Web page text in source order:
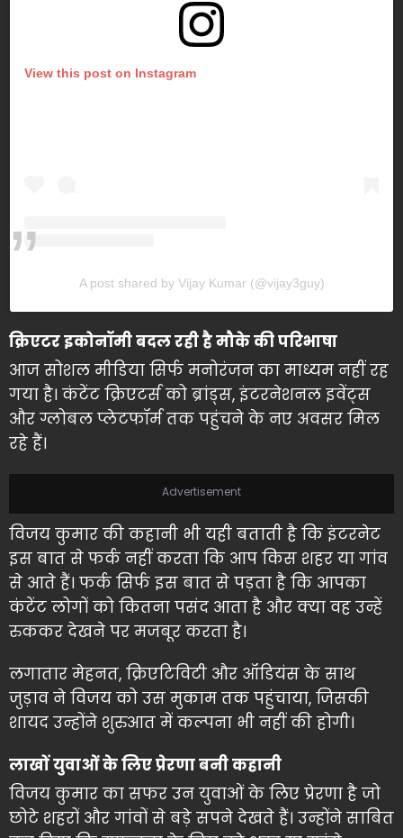
View this post on Instagram
A post shared by Vijay Kumar (@vijay3guy)
क्रिएटर इकोनॉमी बदल रही है मौके की परिभाषा
आज सोशल मीडिया सिर्फ मनोरंजन का माध्यम नहीं रह
गया है। कंटेंट क्रिएटर्स को ब्रांड्स, इंटरनेशनल इवेंट्स
और ग्लोबल प्लेटफॉर्म तक पहुंचने के नए अवसर मिल
रहे हैं।
Advertisement
विजय कुमार की कहानी भी यही बताती है कि इंटरनेट
इस बात से फर्क नहीं करता कि आप किस शहर या गांव
से आते हैं। फर्क सिर्फ इस बात से पड़ता है कि आपका
कंटेंट लोगों को कितना पसंद आता है और क्या वह उन्हें
रुककर देखने पर मजबूर करता है।
लगातार मेहनत, क्रिएटिविटी और ऑडियंस के साथ
जुड़ाव ने विजय को उस मुकाम तक पहुंचाया, जिसकी
शायद उन्होंने शुरुआत में कल्पना भी नहीं की होगी।
लाखों युवाओं के लिए प्रेरणा बनी कहानी
विजय कुमार का सफर उन युवाओं के लिए प्रेरणा है जो
छोटे शहरों और गांवों से बड़े सपने देखते हैं। उन्होंने साबित